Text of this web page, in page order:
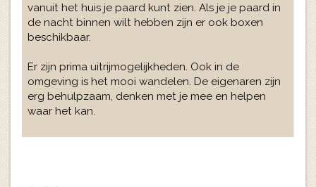
vanuit het huis je paard kunt zien. Als je je paard in
de nacht binnen wilt hebben zijn er ook boxen
beschikbaar.
Er zijn prima uitrijmogelijkheden. Ook in de
omgeving is het mooi wandelen. De eigenaren zijn
erg behulpzaam, denken met je mee en helpen
waar het kan.